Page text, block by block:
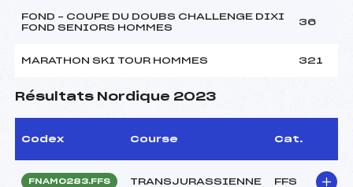
FOND – COUPE DU DOUBS CHALLENGE DIXI
FOND SENIORS HOMMES
36
MARATHON SKI TOUR HOMMES 321
Résultats Nordique 2023
Codex Course Cat.
FNAM0283.FFS TRANSJURASSIENNE FFS